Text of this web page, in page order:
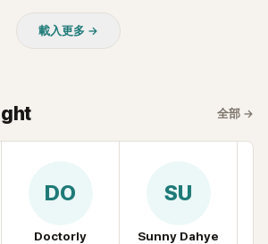
載入更多 →
全部 →
DO
Doctorly
SU
Sunny Dahye